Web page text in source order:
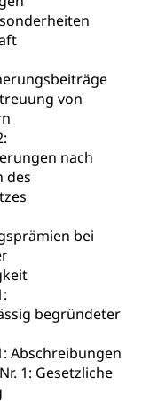
von
nach
des
bei
begründeter
Abschreibungen
1: Gesetzliche